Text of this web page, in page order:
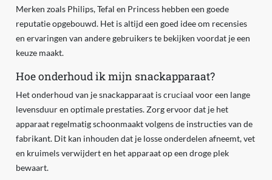
Merken zoals Philips, Tefal en Princess hebben een goede
reputatie opgebouwd. Het is altijd een goed idee om recensies
en ervaringen van andere gebruikers te bekijken voordat je een
keuze maakt.
Hoe onderhoud ik mijn snackapparaat?
Het onderhoud van je snackapparaat is cruciaal voor een lange
levensduur en optimale prestaties. Zorg ervoor dat je het
apparaat regelmatig schoonmaakt volgens de instructies van de
fabrikant. Dit kan inhouden dat je losse onderdelen afneemt, vet
en kruimels verwijdert en het apparaat op een droge plek
bewaart.